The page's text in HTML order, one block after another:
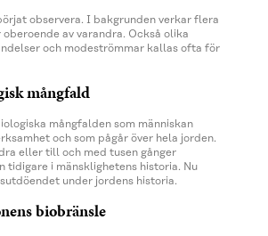
observera. I bakgrunden verkar flera
av varandra. Också olika
och modeströmmar kallas ofta för
mångfald
mångfalden som människan
och som pågår över hela jorden.
eller till och med tusen gånger
tidigare i mänsklighetens historia. Nu
under jordens historia.
biobränsle